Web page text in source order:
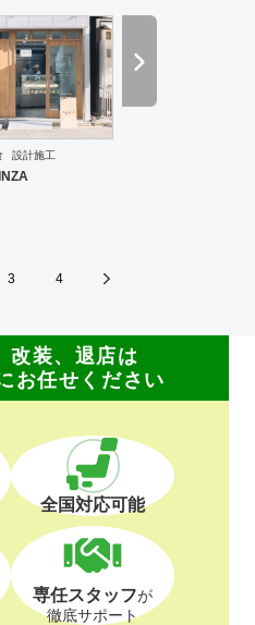
すので、お気軽にご相談くださいま
設計施工
3 4
改装、退店は
お任せください
全国対応可能
専任スタッフが
徹底サポート